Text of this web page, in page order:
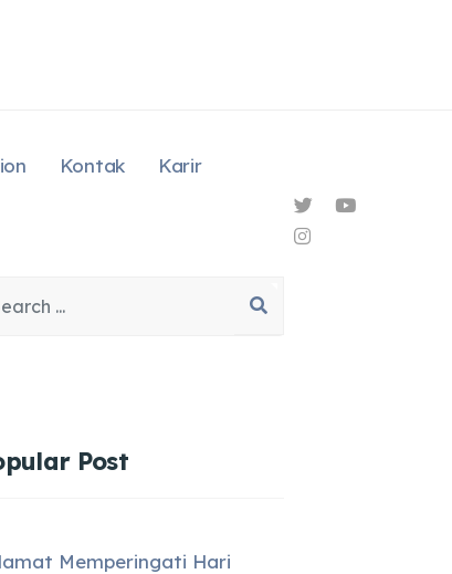
Kontak Karir
Post
Memperingati Hari